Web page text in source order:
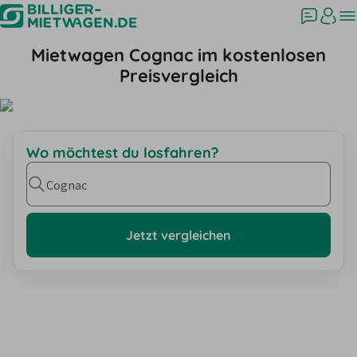
Mietwagen Cognac im kostenlosen
Preisvergleich
Wo möchtest du losfahren?
Cognac
Jetzt vergleichen